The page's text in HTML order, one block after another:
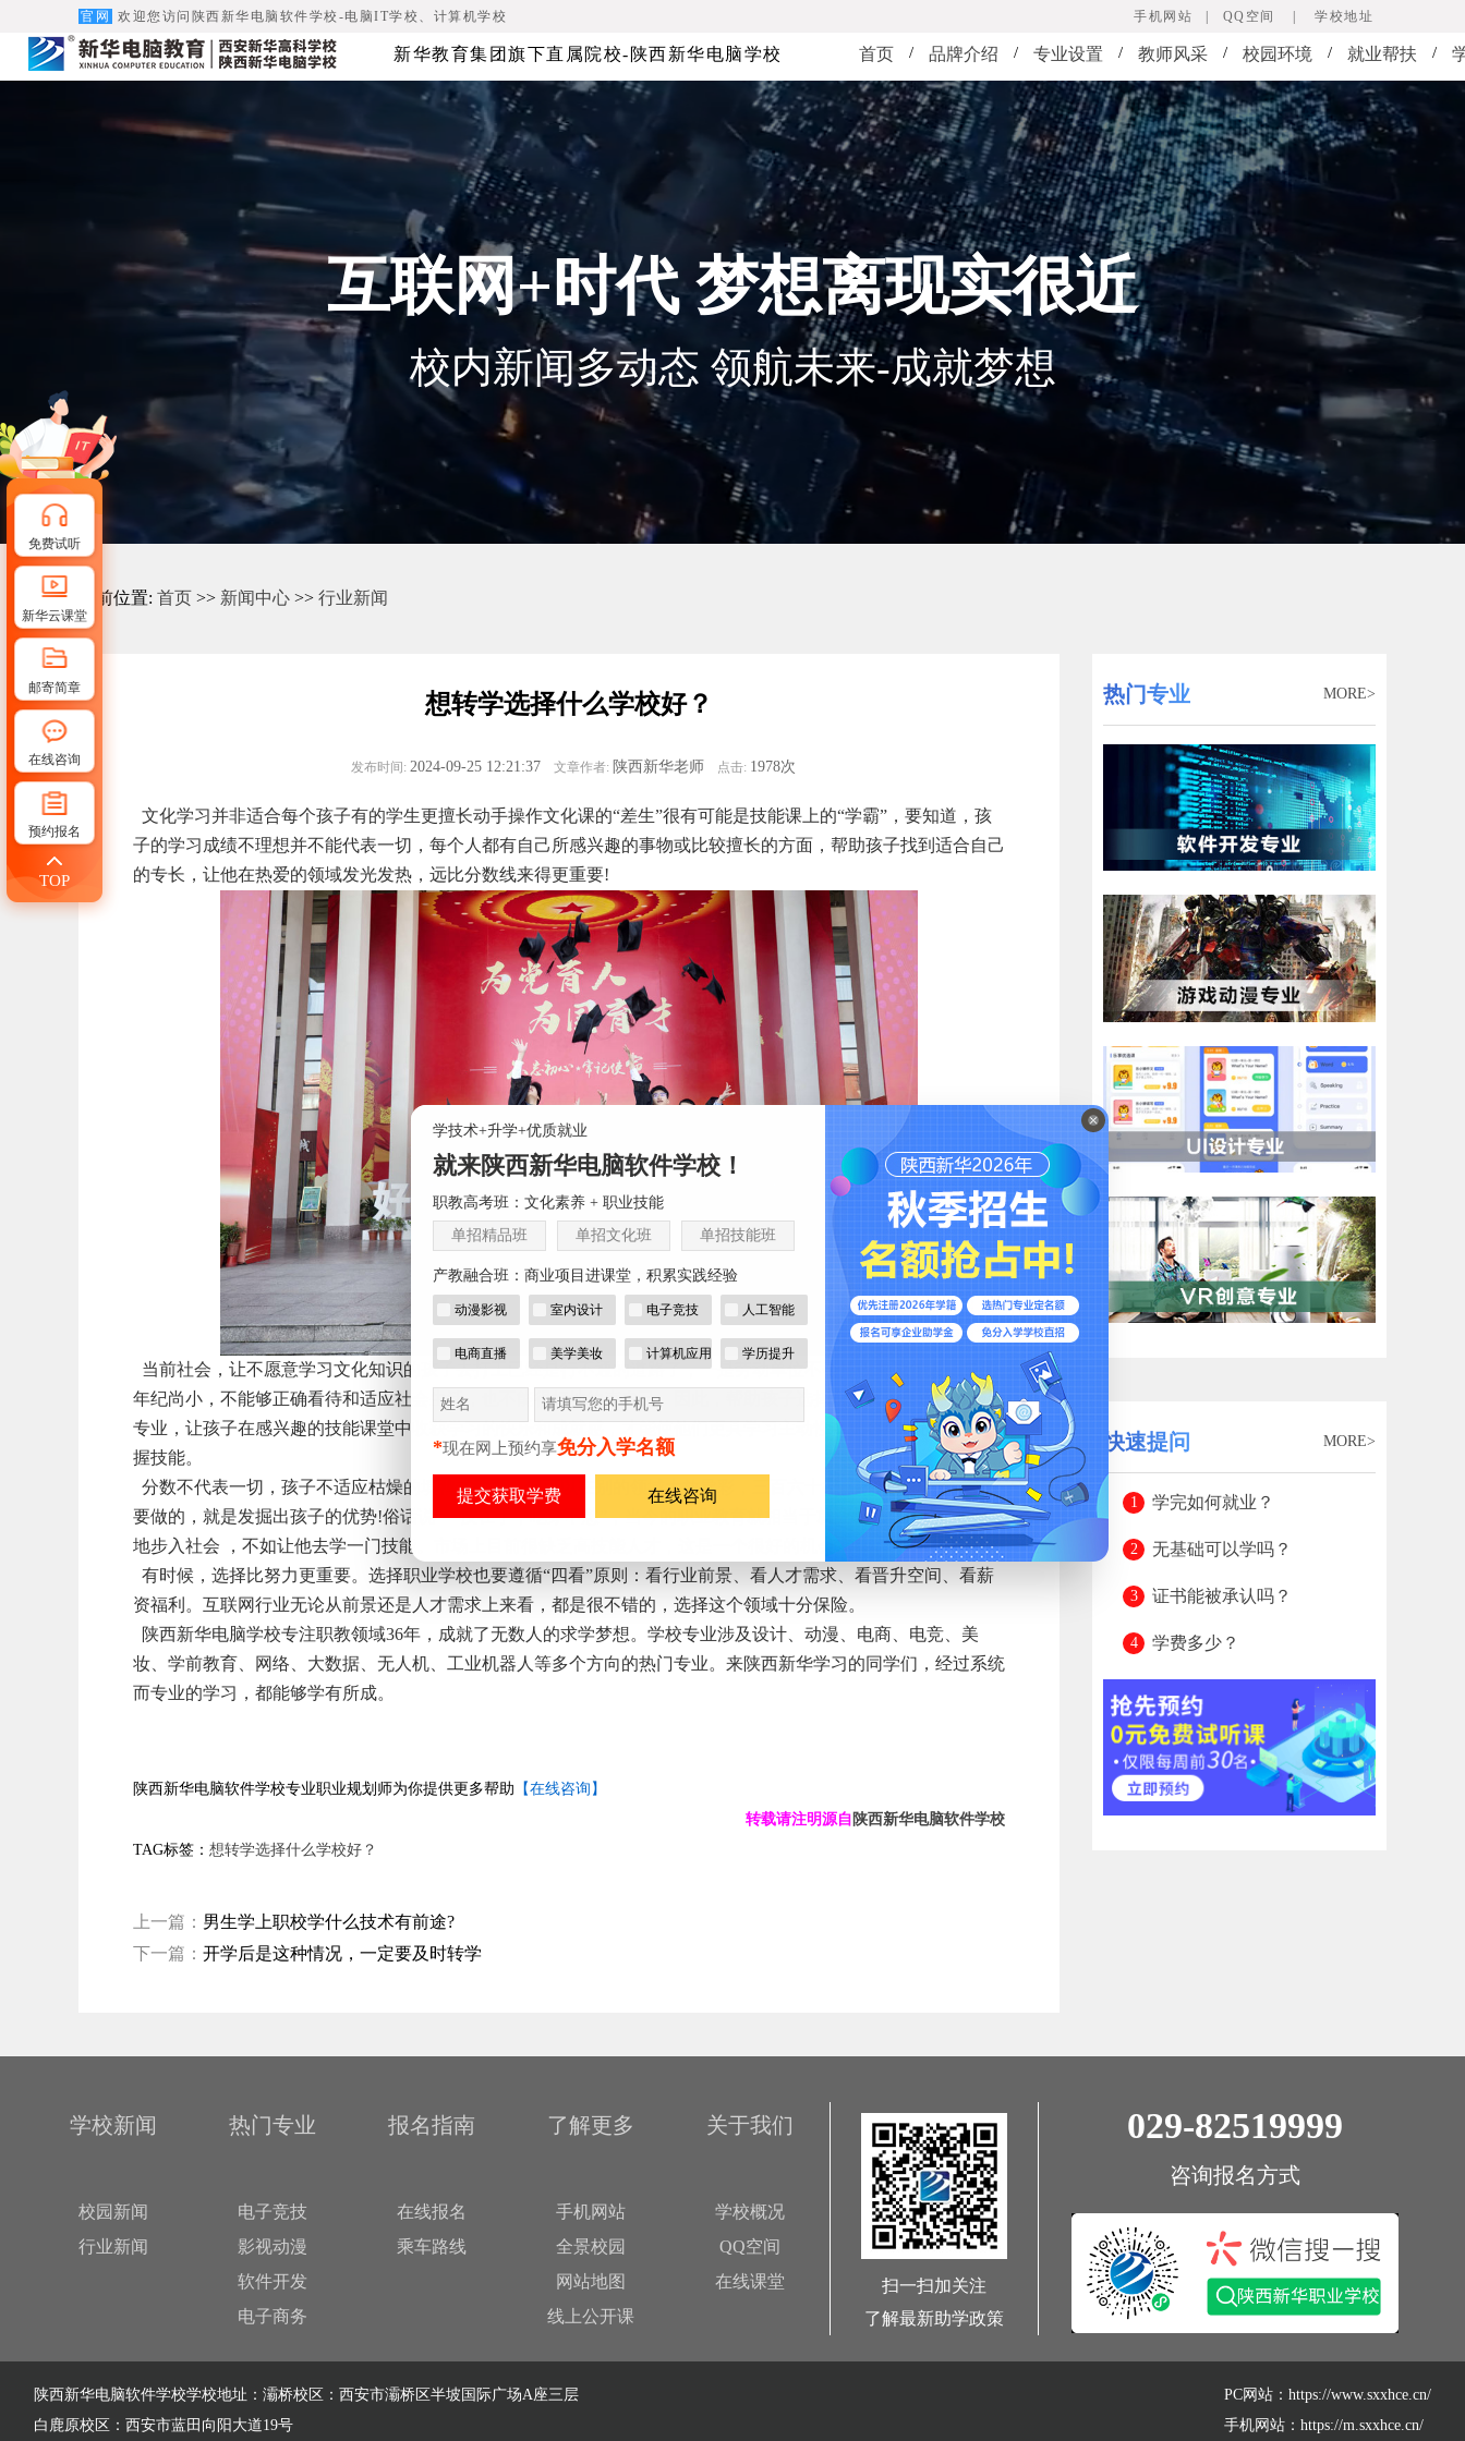
官网 欢迎您访问陕西新华电脑软件学校-电脑IT学校、计算机学校 手机网站 QQ空间 学校地址
新华教育集团旗下直属院校-陕西新华电脑学校 首页 / 品牌介绍 / 专业设置 / 教师风采 / 校园环境 / 就业帮扶 /
互联网+时代 梦想离现实很近
校内新闻多动态 领航未来-成就梦想
当前位置: 首页 >> 新闻中心 >> 行业新闻
想转学选择什么学校好？
发布时间: 2024-09-25 12:21:37 文章作者: 陕西新华老师 点击: 1978次
文化学习并非适合每个孩子有的学生更擅长动手操作文化课的“差生”很有可能是技能课上的“学霸”，要知道，孩
子的学习成绩不理想并不能代表一切，每个人都有自己所感兴趣的事物或比较擅长的方面，帮助孩子找到适合自己
的专长，让他在热爱的领域发光发热，远比分数线来得更重要!
当前社会，让不愿意学习文化知识的孩子去打工已经是行不通的道路了，一是劳动单位不会招收未成年人，二是
年纪尚小，不能够正确看待和适应社会生活，也不能很好地约束自己。因此，帮助孩子选择自己真正喜欢的领域和
专业，让孩子在感兴趣的技能课堂中收获学习的快乐和成就感，才能使他们更具学习主动性，更容易接收知识，掌
握技能。
分数不代表一切，孩子不适应枯燥的填鸭式教育，但可以在别的领域大放异彩，三百六十行，行行出状元，家长
要做的，就是发掘出孩子的优势!俗话说“一技在手，吃穿不愁”，当今的职业教育就相当于就业教育，让孩子过早
地步入社会 ，不如让他去学一门技能。市场上目前很缺乏高技能人才，这是一个很好的机会。
有时候，选择比努力更重要。选择职业学校也要遵循“四看”原则：看行业前景、看人才需求、看晋升空间、看薪
资福利。互联网行业无论从前景还是人才需求上来看，都是很不错的，选择这个领域十分保险。
陕西新华电脑学校专注职教领域36年，成就了无数人的求学梦想。学校专业涉及设计、动漫、电商、电竞、美
妆、学前教育、网络、大数据、无人机、工业机器人等多个方向的热门专业。来陕西新华学习的同学们，经过系统
而专业的学习，都能够学有所成。
陕西新华电脑软件学校专业职业规划师为你提供更多帮助 【在线咨询】
转载请注明源自 陕西新华电脑软件学校
TAG标签： 想转学选择什么学校好？
上一篇： 男生学上职校学什么技术有前途?
下一篇： 开学后是这种情况，一定要及时转学
热门专业 MORE>
快速提问 MORE>
学完如何就业？
无基础可以学吗？
证书能被承认吗？
学费多少？
学校新闻
校园新闻
行业新闻
热门专业
电子竞技
影视动漫
软件开发
电子商务
报名指南
在线报名
乘车路线
了解更多
手机网站
全景校园
网站地图
线上公开课
关于我们
学校概况
QQ空间
在线课堂
扫一扫加关注
了解最新助学政策
029-82519999
咨询报名方式
陕西新华电脑软件学校学校地址：灞桥校区：西安市灞桥区半坡国际广场A座三层
白鹿原校区：西安市蓝田向阳大道19号
PC网站：https://www.sxxhce.cn/
手机网站：https://m.sxxhce.cn/
学技术+升学+优质就业
就来陕西新华电脑软件学校！
职教高考班：文化素养 + 职业技能
单招精品班
单招文化班 单招技能班
产教融合班：商业项目进课堂，积累实践经验
动漫影视 室内设计 电子竞技 人工智能
电商直播 美学美妆 计算机应用 学历提升
*现在网上预约享免分入学名额
在线咨询
免费试听
新华云课堂
邮寄简章
在线咨询
预约报名
TOP